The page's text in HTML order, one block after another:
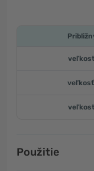
veľkosť
Použitie